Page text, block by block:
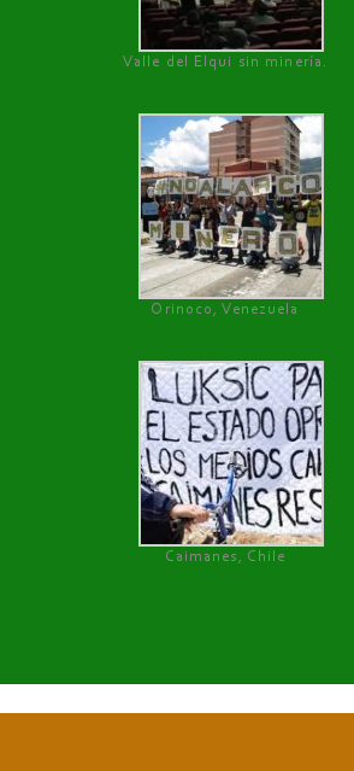
Valle del Elqui sin minería.
Orinoco, Venezuela
Caimanes, Chile